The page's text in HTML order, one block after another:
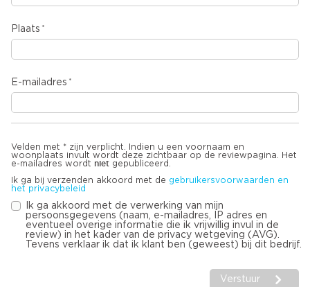
Plaats
E-mailadres
Velden met * zijn verplicht. Indien u een voornaam en
woonplaats invult wordt deze zichtbaar op de reviewpagina. Het
e-mailadres wordt niet gepubliceerd.
Ik ga bij verzenden akkoord met de gebruikersvoorwaarden en
het privacybeleid
Ik ga akkoord met de verwerking van mijn
persoonsgegevens (naam, e-mailadres, IP adres en
eventueel overige informatie die ik vrijwillig invul in de
review) in het kader van de privacy wetgeving (AVG).
Tevens verklaar ik dat ik klant ben (geweest) bij dit bedrijf.
Verstuur